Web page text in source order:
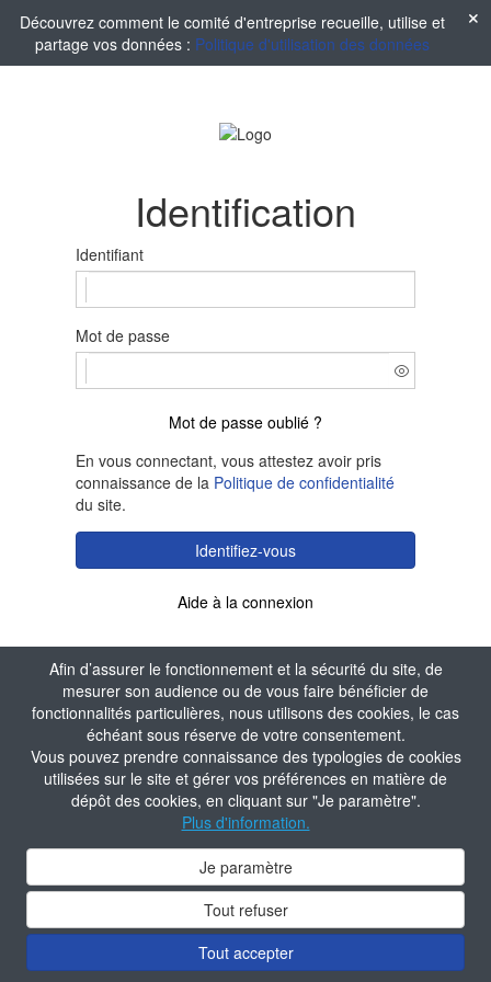
Afin d’assurer le fonctionnement et la sécurité du site, de
mesurer son audience ou de vous faire bénéficier de
fonctionnalités particulières, nous utilisons des cookies, le cas
échéant sous réserve de votre consentement.
Vous pouvez prendre connaissance des typologies de cookies
utilisées sur le site et gérer vos préférences en matière de
dépôt des cookies, en cliquant sur "Je paramètre".
Plus d'information.
Je paramètre
Tout refuser
Tout accepter
Découvrez comment le comité d'entreprise recueille, utilise et
partage vos données : Politique d'utilisation des données
Identification
Identifiant
Mot de passe
Mot de passe oublié ?
En vous connectant, vous attestez avoir pris
connaissance de la Politique de confidentialité
du site.
Identifiez-vous
Aide à la connexion